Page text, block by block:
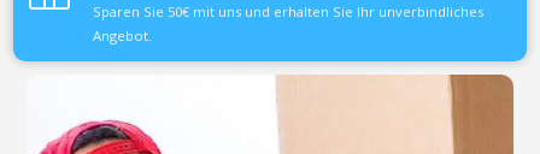
Sparen Sie 50€ mit uns und erhalten Sie Ihr unverbindliches
Angebot.